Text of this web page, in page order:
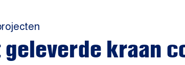
geleverde kraan